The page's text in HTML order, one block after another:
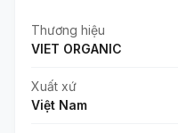
Thương hiệu
VIET ORGANIC
Xuất xứ
Việt Nam